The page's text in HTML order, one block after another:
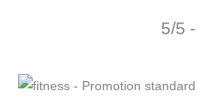
5/5 -